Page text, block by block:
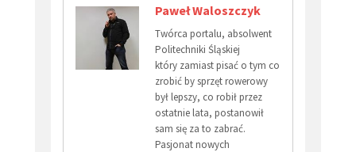
Paweł Waloszczyk
Twórca portalu, absolwent
Politechniki Śląskiej
który zamiast pisać o tym co
zrobić by sprzęt rowerowy
był lepszy, co robił przez
ostatnie lata, postanowił
sam się za to zabrać.
Pasjonat nowych